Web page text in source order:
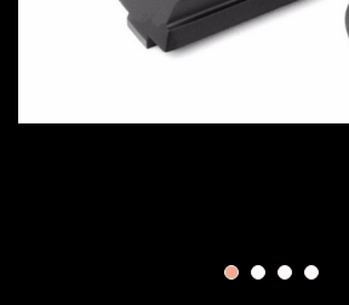
1 2 3 4